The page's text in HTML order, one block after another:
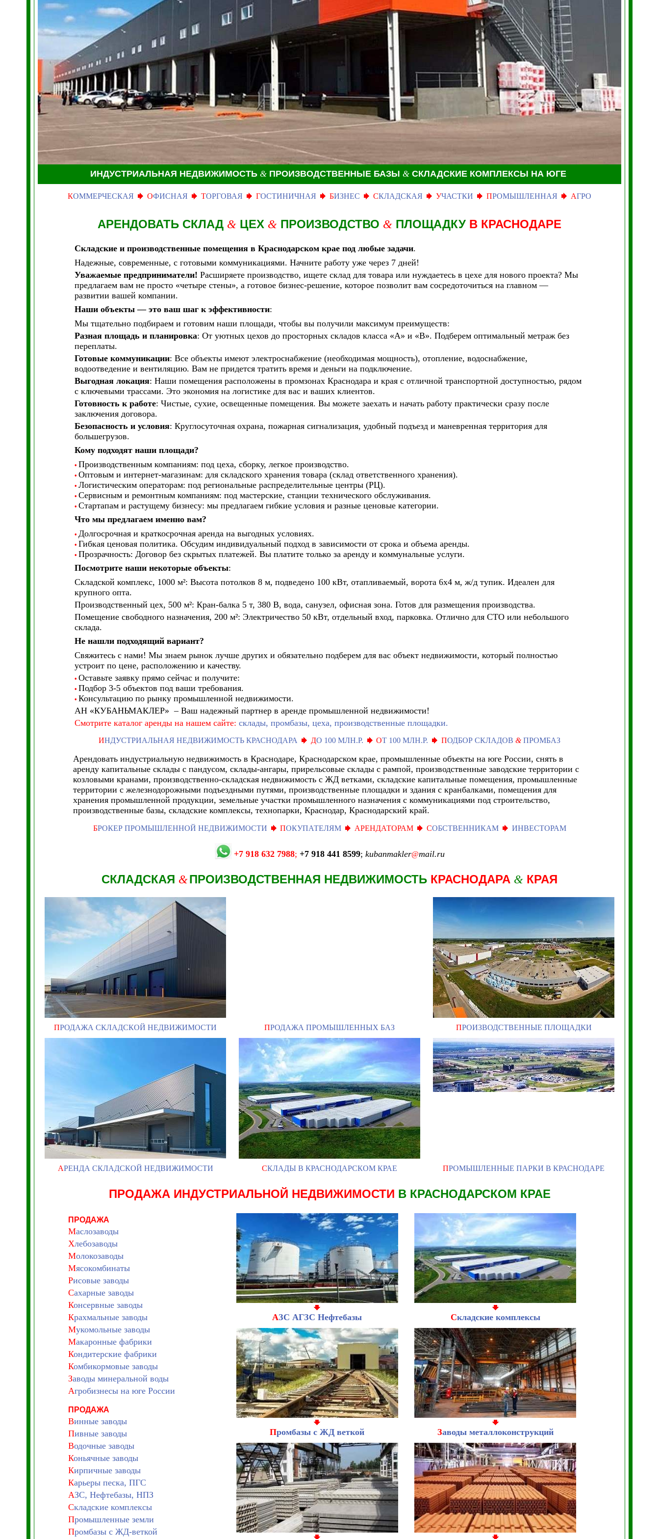
ИНДУСТРИАЛЬНАЯ НЕДВИЖИМОСТЬ & ПРОИЗВОДСТВЕННЫЕ БАЗЫ & СКЛАДСКИЕ КОМПЛЕКСЫ НА ЮГЕ
КОММЕРЧЕСКАЯ ОФИСНАЯ ТОРГОВАЯ ГОСТИНИЧНАЯ БИЗНЕС СКЛАДСКАЯ УЧАСТКИ ПРОМЫШЛЕННАЯ АГРО
АРЕНДОВАТЬ СКЛАД & ЦЕХ & ПРОИЗВОДСТВО & ПЛОЩАДКУ В КРАСНОДАРЕ
Складские и производственные помещения в Краснодарском крае под любые задачи.
Надежные, современные, с готовыми коммуникациями. Начните работу уже через 7 дней!
Уважаемые предприниматели! Расширяете производство, ищете склад для товара или нуждаетесь в цехе для нового проекта? Мы
предлагаем вам не просто «четыре стены», а готовое бизнес-решение, которое позволит вам сосредоточиться на главном —
развитии вашей компании.
Наши объекты — это ваш шаг к эффективности:
Мы тщательно подбираем и готовим наши площади, чтобы вы получили максимум преимуществ:
Разная площадь и планировка: От уютных цехов до просторных складов класса «А» и «В». Подберем оптимальный метраж без
переплаты.
Готовые коммуникации: Все объекты имеют электроснабжение (необходимая мощность), отопление, водоснабжение,
водоотведение и вентиляцию. Вам не придется тратить время и деньги на подключение.
Выгодная локация: Наши помещения расположены в промзонах Краснодара и края с отличной транспортной доступностью, рядом
с ключевыми трассами. Это экономия на логистике для вас и ваших клиентов.
Готовность к работе: Чистые, сухие, освещенные помещения. Вы можете заехать и начать работу практически сразу после
заключения договора.
Безопасность и условия: Круглосуточная охрана, пожарная сигнализация, удобный подъезд и маневренная территория для
большегрузов.
Кому подходят наши площади?
• Производственным компаниям: под цеха, сборку, легкое производство.
• Оптовым и интернет-магазинам: для складского хранения товара (склад ответственного хранения).
• Логистическим операторам: под региональные распределительные центры (РЦ).
• Сервисным и ремонтным компаниям: под мастерские, станции технического обслуживания.
• Стартапам и растущему бизнесу: мы предлагаем гибкие условия и разные ценовые категории.
Что мы предлагаем именно вам?
• Долгосрочная и краткосрочная аренда на выгодных условиях.
• Гибкая ценовая политика. Обсудим индивидуальный подход в зависимости от срока и объема аренды.
• Прозрачность: Договор без скрытых платежей. Вы платите только за аренду и коммунальные услуги.
Посмотрите наши некоторые объекты:
Складской комплекс, 1000 м²: Высота потолков 8 м, подведено 100 кВт, отапливаемый, ворота 6х4 м, ж/д тупик. Идеален для
крупного опта.
Производственный цех, 500 м²: Кран-балка 5 т, 380 В, вода, санузел, офисная зона. Готов для размещения производства.
Помещение свободного назначения, 200 м²: Электричество 50 кВт, отдельный вход, парковка. Отлично для СТО или небольшого
склада.
Не нашли подходящий вариант?
Свяжитесь с нами! Мы знаем рынок лучше других и обязательно подберем для вас объект недвижимости, который полностью
устроит по цене, расположению и качеству.
• Оставьте заявку прямо сейчас и получите:
• Подбор 3-5 объектов под ваши требования.
• Консультацию по рынку промышленной недвижимости.
АН «КУБАНЬМАКЛЕР» – Ваш надежный партнер в аренде промышленной недвижимости!
Смотрите каталог аренды на нашем сайте: склады, промбазы, цеха, производственные площадки.
ИНДУСТРИАЛЬНАЯ НЕДВИЖИМОСТЬ КРАСНОДАРА ДО 100 МЛН.Р. ОТ 100 МЛН.Р. ПОДБОР СКЛАДОВ &ПРОМБАЗ
Арендовать индустриальную недвижимость в Краснодаре, Краснодарском крае, промышленные объекты на юге России, снять в
аренду капитальные склады с пандусом, склады-ангары, прирельсовые склады с рампой, производственные заводские территории с
козловыми кранами, производственно-складская недвижимость с ЖД ветками, складские капитальные помещения, промышленные
территории с железнодорожными подъездными путями, производственные площадки и здания с кранбалками, помещения для
хранения промышленной продукции, земельные участки промышленного назначения с коммуникациями под строительство,
производственные базы, складские комплексы, технопарки, Краснодар, Краснодарский край.
БРОКЕР ПРОМЫШЛЕННОЙ НЕДВИЖИМОСТИ ПОКУПАТЕЛЯМ АРЕНДАТОРАМ СОБСТВЕННИКАМ ИНВЕСТОРАМ
+7 918 632 7988; +7 918 441 8599; kubanmakler@mail.ru
СКЛАДСКАЯ &ПРОИЗВОДСТВЕННАЯ НЕДВИЖИМОСТЬ КРАСНОДАРА & КРАЯ
ПРОДАЖА СКЛАДСКОЙ НЕДВИЖИМОСТИ ПРОДАЖА ПРОМЫШЛЕННЫХ БАЗ ПРОИЗВОДСТВЕННЫЕ ПЛОЩАДКИ
АРЕНДА СКЛАДСКОЙ НЕДВИЖИМОСТИ СКЛАДЫ В КРАСНОДАРСКОМ КРАЕ ПРОМЫШЛЕННЫЕ ПАРКИ В КРАСНОДАРЕ
ПРОДАЖА ИНДУСТРИАЛЬНОЙ НЕДВИЖИМОСТИ В КРАСНОДАРСКОМ КРАЕ
ПРОДАЖА
Маслозаводы
Хлебозаводы
Молокозаводы
Мясокомбинаты
Рисовые заводы
Сахарные заводы
Консервные заводы
Крахмальные заводы
Мукомольные заводы
Макаронные фабрики
Кондитерские фабрики
Комбикормовые заводы
Заводы минеральной воды
Агробизнесы на юге России
ПРОДАЖА
Винные заводы
Пивные заводы
Водочные заводы
Коньячные заводы
Кирпичные заводы
Карьеры песка, ПГС
АЗС, Нефтебазы, НПЗ
Складские комплексы
Промышленные земли
Промбазы с ЖД-веткой
АЗС АГЗС Нефтебазы Складские комплексы
Промбазы с ЖД веткой Заводы металлоконструкций